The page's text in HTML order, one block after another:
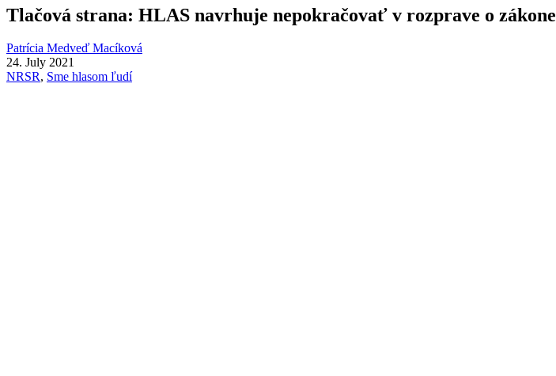
Tlačová strana: HLAS navrhuje nepokračovať v rozprave o zákone
Patrícia Medveď Macíková
24. July 2021
NRSR, Sme hlasom ľudí